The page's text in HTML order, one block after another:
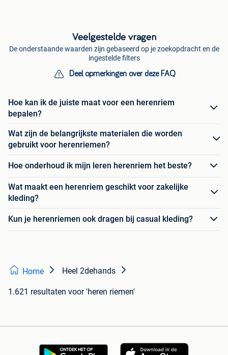
Veelgestelde vragen
De onderstaande waarden zijn gebaseerd op je zoekopdracht en de
ingestelde filters
Deel opmerkingen over deze FAQ
Hoe kan ik de juiste maat voor een herenriem
bepalen?
Wat zijn de belangrijkste materialen die worden
gebruikt voor herenriemen?
Hoe onderhoud ik mijn leren herenriem het beste?
Wat maakt een herenriem geschikt voor zakelijke
kleding?
Kun je herenriemen ook dragen bij casual kleding?
Home Heel 2dehands
1.621 resultaten voor 'heren riemen'